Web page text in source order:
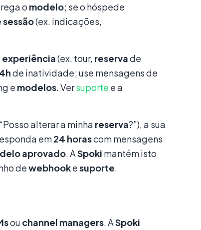
o modelo; se o hóspede
sessão(ex. indicações,
experiência(ex. tour, reservade
de inatividade; use mensagens de
e modelos . Versuporte e a
alterar a minha reserva?”), a sua
em24 horascom mensagens
aprovado . ASpoki mantém isto
dewebhookesuporte
ou channel managers . ASpoki